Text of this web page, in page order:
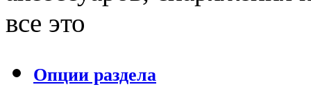
все это
Опции раздела